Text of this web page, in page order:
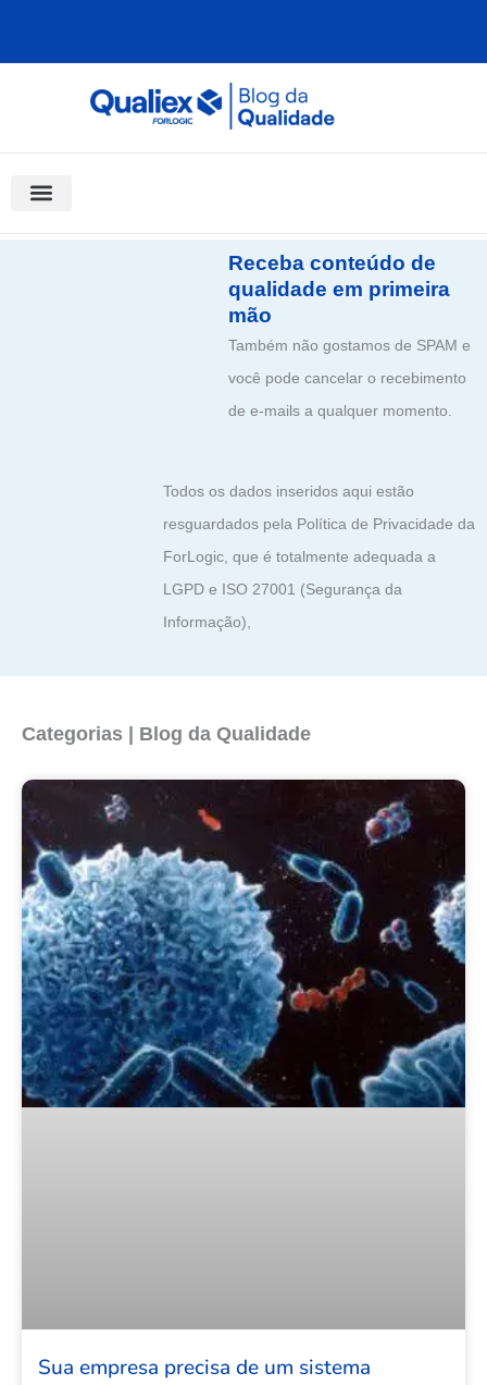
Receba conteúdo de
qualidade em primeira
mão
Também não gostamos de SPAM e
você pode cancelar o recebimento
de e-mails a qualquer momento.
Todos os dados inseridos aqui estão
resguardados pela Política de Privacidade da
ForLogic, que é totalmente adequada a
LGPD e ISO 27001 (Segurança da
Informação),
Categorias | Blog da Qualidade
Sua empresa precisa de um sistema